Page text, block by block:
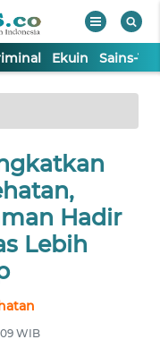
Ekuin Sains-
Hadir
Lebih
WIB